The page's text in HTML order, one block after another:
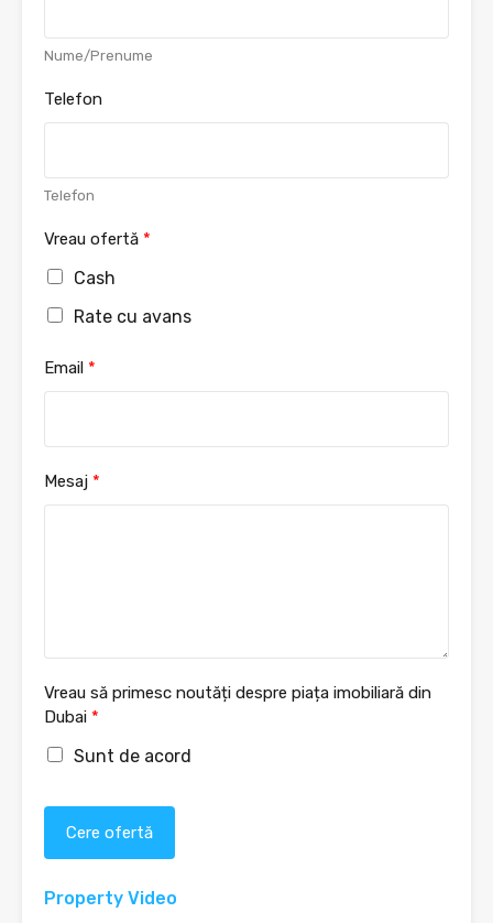
s
ta
t
Nume/Prenume
Telefon
Telefon
Vreau ofertă *
Cash
Rate cu avans
Email *
Mesaj *
Vreau să primesc noutăți despre piața imobiliară din
Dubai *
Sunt de acord
Cere ofertă
Property Video